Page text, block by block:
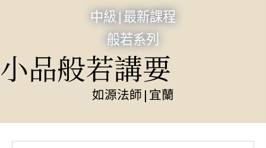
中級|最新課程
般若系列
小品般若講要
如源法師 | 宜蘭